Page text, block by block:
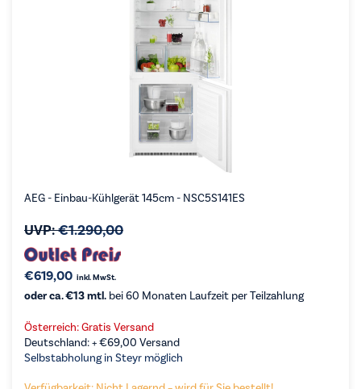
AEG - Einbau-Kühlgerät 145cm - NSC5S141ES
UVP:€1.290,00
€619,00 inkl. MwSt.
oder ca. €13 mtl. bei 60 Monaten Laufzeit per Teilzahlung
Österreich: Gratis Versand
Deutschland: +€69,00 Versand
Selbstabholung in Steyr möglich